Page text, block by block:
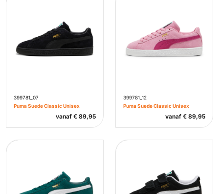
399781_07
Puma Suede Classic Unisex
vanaf € 89,95
399781_12
Puma Suede Classic Unisex
vanaf € 89,95